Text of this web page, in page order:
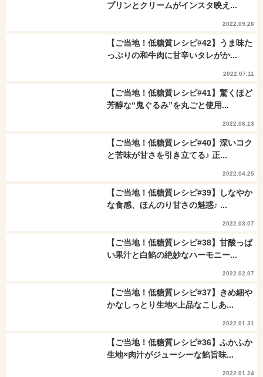
プリンとクリームがインスタ映え...
2022.09.26
【ご当地！低糖質レシピ#42】うま味た
っぷりの和牛肉に甘辛いタレがか...
2022.07.11
【ご当地！低糖質レシピ#41】驚くほど
芳醇な“鬼ぐるみ”を丸ごと使用...
2022.06.13
【ご当地！低糖質レシピ#40】深いコク
と苦味が甘さを引き立てる♪ 正...
2022.04.25
【ご当地！低糖質レシピ#39】しなやか
な食感、ほんのり甘さの魅惑♪ ...
2022.03.07
【ご当地！低糖質レシピ#38】甘酸っぱ
い果汁と白餡の絶妙なハーモニー...
2022.02.07
【ご当地！低糖質レシピ#37】きめ細や
かなしっとり生地×上品なこしあ...
2022.01.31
【ご当地！低糖質レシピ#36】ふかふか
生地×肉汁がジューシーな餡旨味...
2022.01.24